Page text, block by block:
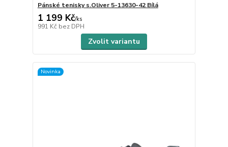
Pánské tenisky s.Oliver 5-13630-42 Bílá
1 199 Kč/ks
991 Kč bez DPH
Zvolit variantu
Novinka